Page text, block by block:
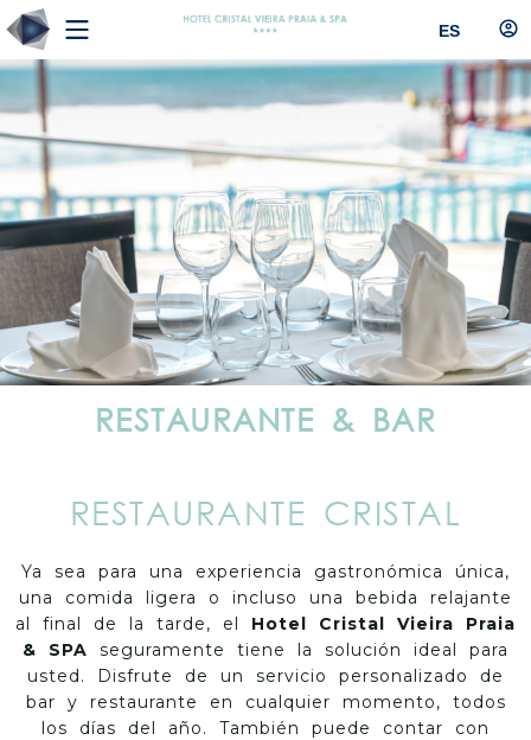
ES
RESTAURANTE & BAR
RESTAURANTE CRISTAL
Ya sea para una experiencia gastronómica única,
una comida ligera o incluso una bebida relajante
al final de la tarde, el Hotel Cristal Vieira Praia
& SPA seguramente tiene la solución ideal para
usted. Disfrute de un servicio personalizado de
bar y restaurante en cualquier momento, todos
los días del año. También puede contar con